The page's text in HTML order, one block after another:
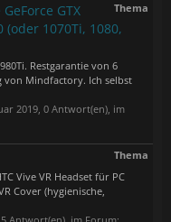
Thema
GTX
(oder 1070Ti, 1080,
Restgarantie von 6
von Mindfactory. Ich selbst
2019, 0 Antwort(en), im
Thema
Vive VR Headset für PC
Cover (hygienische,